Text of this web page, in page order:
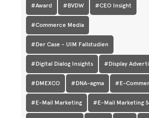
#Award #BVDW #CEO Insight
#Commerce Media
#Der Case - UIM Fallstudien
#Digital Dialog Insights #Display
#DMEXCO #DNA-agma #E-
#E-Mail Marketing #E-Mail Marketing
Interview: Web-Pionier zu 40